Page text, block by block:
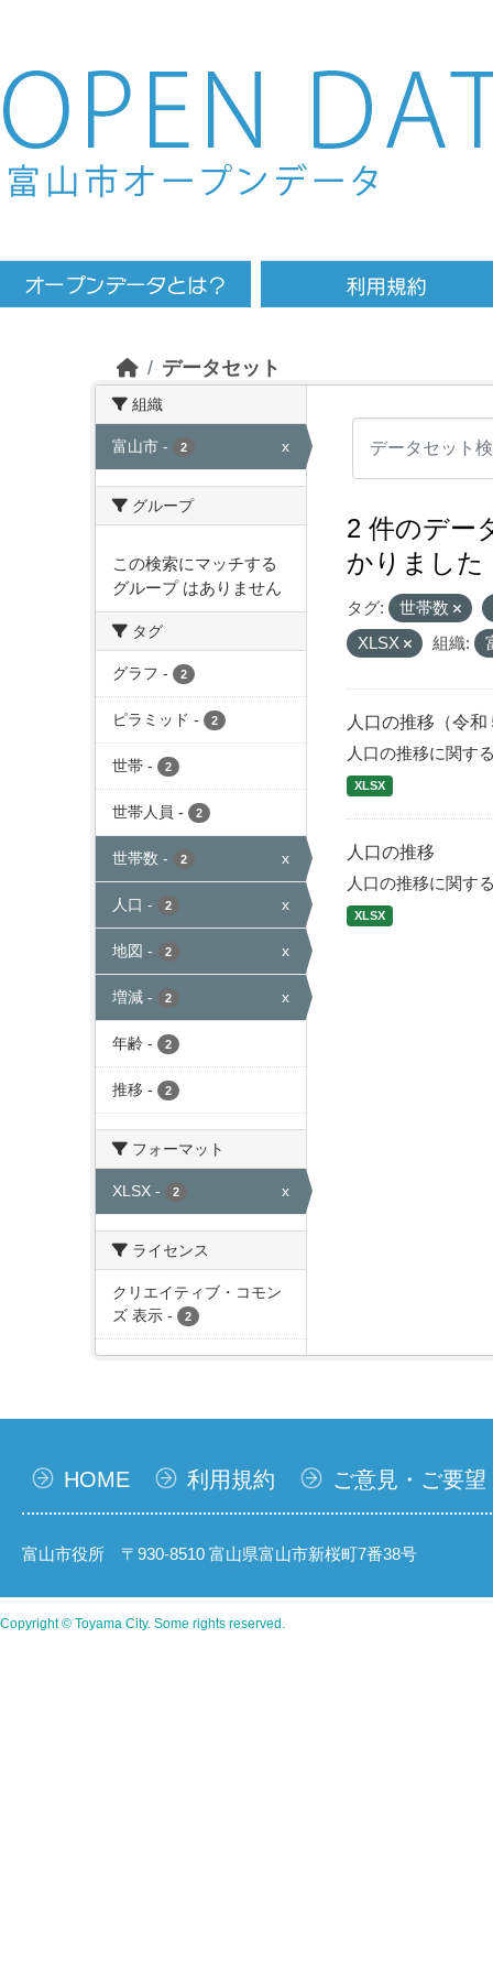
Skip to main content
データセット
組織
富山市 - 2 x
グループ
この検索にマッチする
グループ はありません
タグ
グラフ - 2
ピラミッド - 2
世帯 - 2
世帯人員 - 2
世帯数 - 2 x
人口 - 2 x
地図 - 2 x
増減 - 2 x
年齢 - 2
推移 - 2
フォーマット
XLSX - 2 x
ライセンス
クリエイティブ・コモン
ズ 表示 - 2
2 件のデー
かりました
タグ: 世帯数
XLSX
組織:
人口の推移（令和
人口の推移に関す
XLSX
人口の推移
人口の推移に関す
XLSX
HOME 利用規約 ご意見・ご要望
富山市役所 〒930-8510 富山県富山市新桜町7番38号
Copyright © Toyama City. Some rights reserved.